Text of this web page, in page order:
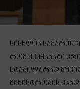
სისხლის
რომ ქვეყანაში
სტაბილურად
მინისტრობის